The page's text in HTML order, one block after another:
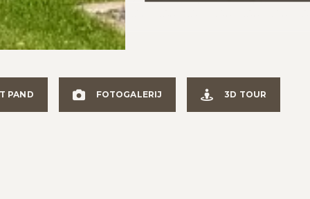
PAND FOTOGALERIJ 3D TOUR